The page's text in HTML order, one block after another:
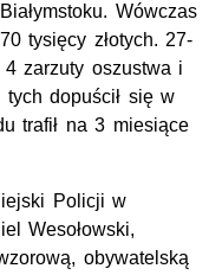
Wówczas
tysięcy złotych. 27-
4 zarzuty oszustwa i
tych dopuścił się w
trafił na 3 miesiące
Policji w
Wesołowski,
obywatelską